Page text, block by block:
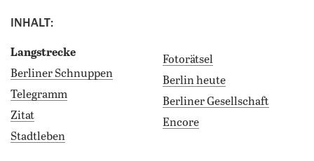
INHALT:
Langstrecke
Berliner Schnuppen
Telegramm
Zitat
Stadtleben
Fotorätsel
Berlin heute
Berliner Gesellschaft
Encore